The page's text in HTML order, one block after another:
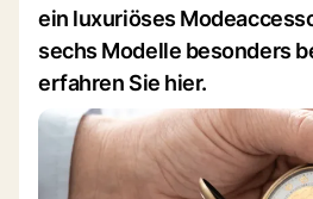
ein luxuriöses
sechs Modelle besonders
erfahren Sie hier.